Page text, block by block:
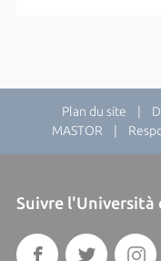
Plan du site |
MASTOR |
Suivre l'Università